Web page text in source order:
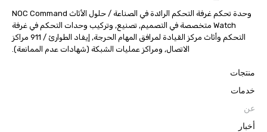
وحدة تحكم غرفة التحكم الرائدة في الصناعة / حلول الأثاث NOC Command
Watch متخصصة في التصميم, تصنيع, وتركيب وحدات التحكم في غرفة
التحكم وأثاث مركز القيادة لمرافق المهام الحرجة, إيفاد الطوارئ / 911 مراكز
الاتصال, ومراكز عمليات الشبكة (شهادات عدم الممانعة).
منتجات
خدمات
عن
أخبار